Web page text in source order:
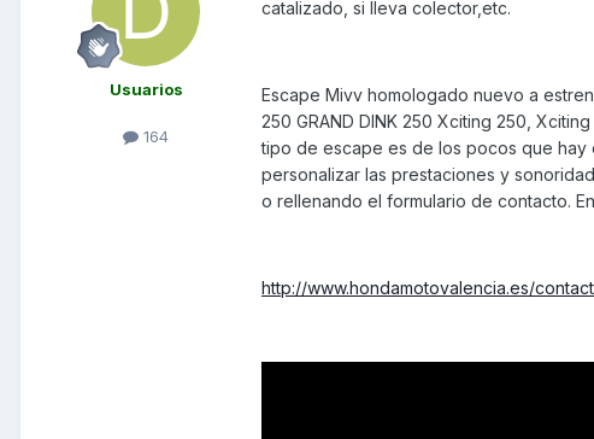
Usuarios
164
catalizado, si lleva colector,etc.
Escape Mivv homologado nuevo a
250 GRAND DINK 250 Xciting 250,
tipo de escape es de los pocos que hay
personalizar las prestaciones y
o rellenando el formulario de contacto.
http://www.hondamotovalencia.es/